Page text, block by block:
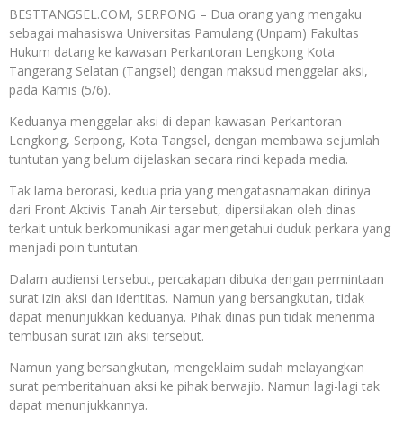
BESTTANGSEL.COM, SERPONG – Dua orang yang mengaku
sebagai mahasiswa Universitas Pamulang (Unpam) Fakultas
Hukum datang ke kawasan Perkantoran Lengkong Kota
Tangerang Selatan (Tangsel) dengan maksud menggelar aksi,
pada Kamis (5/6).
Keduanya menggelar aksi di depan kawasan Perkantoran
Lengkong, Serpong, Kota Tangsel, dengan membawa sejumlah
tuntutan yang belum dijelaskan secara rinci kepada media.
Tak lama berorasi, kedua pria yang mengatasnamakan dirinya
dari Front Aktivis Tanah Air tersebut, dipersilakan oleh dinas
terkait untuk berkomunikasi agar mengetahui duduk perkara yang
menjadi poin tuntutan.
Dalam audiensi tersebut, percakapan dibuka dengan permintaan
surat izin aksi dan identitas. Namun yang bersangkutan, tidak
dapat menunjukkan keduanya. Pihak dinas pun tidak menerima
tembusan surat izin aksi tersebut.
Namun yang bersangkutan, mengeklaim sudah melayangkan
surat pemberitahuan aksi ke pihak berwajib. Namun lagi-lagi tak
dapat menunjukkannya.